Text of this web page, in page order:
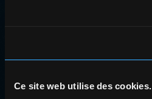
Ce site web utilise des cookies.